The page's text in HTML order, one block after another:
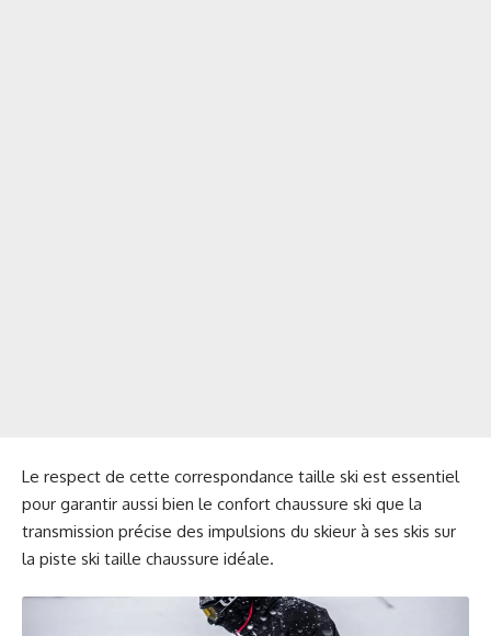
Le respect de cette correspondance taille ski est essentiel
pour garantir aussi bien le confort chaussure ski que la
transmission précise des impulsions du skieur à ses skis sur
la piste ski taille chaussure idéale.